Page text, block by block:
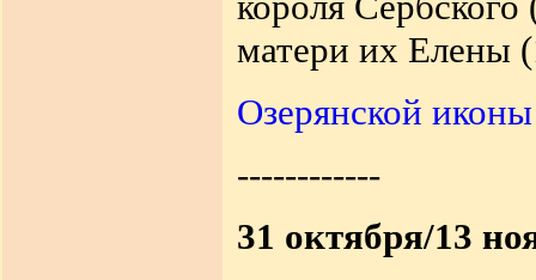
матери их Елены
Озерянской
------------
31 октября/13